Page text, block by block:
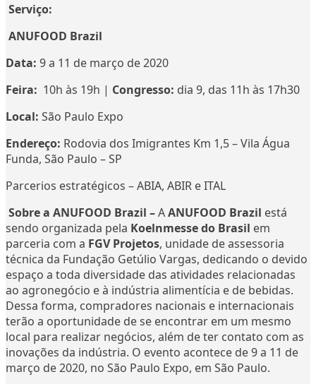
Serviço:
ANUFOOD Brazil
Data: 9 a 11 de março de 2020
Feira: 10h às 19h | Congresso: dia 9, das 11h às 17h30
Local: São Paulo Expo
Endereço: Rodovia dos Imigrantes Km 1,5 – Vila Água
Funda, São Paulo – SP
Parcerios estratégicos – ABIA, ABIR e ITAL
Sobre a ANUFOOD Brazil –AANUFOOD Brazil está
sendo organizada pela Koelnmesse do Brasil em
parceria com a FGV Projetos, unidade de assessoria
técnica da Fundação Getúlio Vargas, dedicando o devido
espaço a toda diversidade das atividades relacionadas
ao agronegócio e à indústria alimentícia e de bebidas.
Dessa forma, compradores nacionais e internacionais
terão a oportunidade de se encontrar em um mesmo
local para realizar negócios, além de ter contato com as
inovações da indústria. O evento acontece de 9 a 11 de
março de 2020, no São Paulo Expo, em São Paulo.